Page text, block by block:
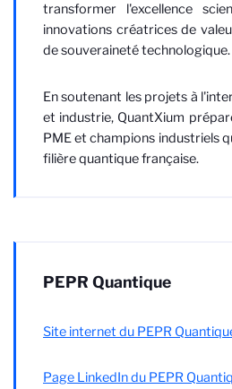
transformer l'excellence
innovations créatrices de
de souveraineté technologique.
En soutenant les projets à
et industrie, QuantXium
PME et champions industriels
filière quantique française.
PEPR Quantique
Site internet du PEPR
Page LinkedIn du PEPR